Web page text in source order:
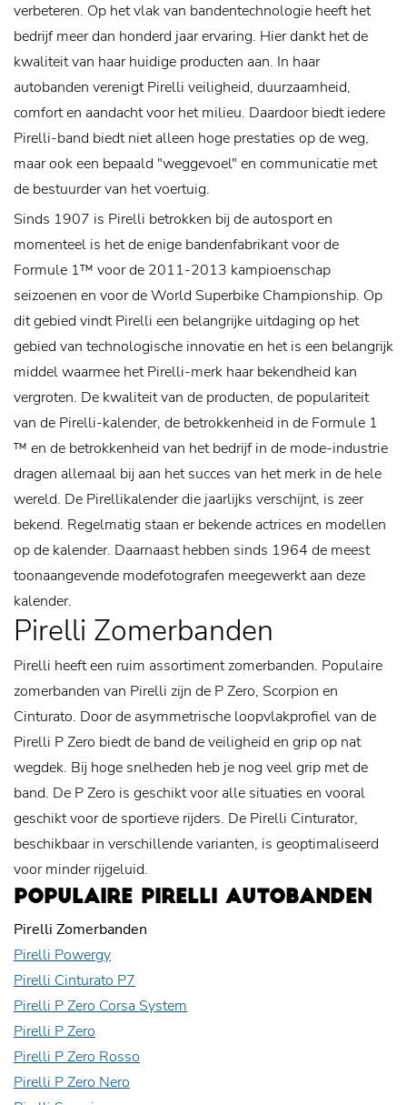
verbeteren. Op het vlak van bandentechnologie heeft het
bedrijf meer dan honderd jaar ervaring. Hier dankt het de
kwaliteit van haar huidige producten aan. In haar
autobanden verenigt Pirelli veiligheid, duurzaamheid,
comfort en aandacht voor het milieu. Daardoor biedt iedere
Pirelli-band biedt niet alleen hoge prestaties op de weg,
maar ook een bepaald "weggevoel" en communicatie met
de bestuurder van het voertuig.
Sinds 1907 is Pirelli betrokken bij de autosport en
momenteel is het de enige bandenfabrikant voor de
Formule 1™ voor de 2011-2013 kampioenschap
seizoenen en voor de World Superbike Championship. Op
dit gebied vindt Pirelli een belangrijke uitdaging op het
gebied van technologische innovatie en het is een belangrijk
middel waarmee het Pirelli-merk haar bekendheid kan
vergroten. De kwaliteit van de producten, de populariteit
van de Pirelli-kalender, de betrokkenheid in de Formule 1
™ en de betrokkenheid van het bedrijf in de mode-industrie
dragen allemaal bij aan het succes van het merk in de hele
wereld. De Pirellikalender die jaarlijks verschijnt, is zeer
bekend. Regelmatig staan er bekende actrices en modellen
op de kalender. Daarnaast hebben sinds 1964 de meest
toonaangevende modefotografen meegewerkt aan deze
kalender.
Pirelli Zomerbanden
Pirelli heeft een ruim assortiment zomerbanden. Populaire
zomerbanden van Pirelli zijn de P Zero, Scorpion en
Cinturato. Door de asymmetrische loopvlakprofiel van de
Pirelli P Zero biedt de band de veiligheid en grip op nat
wegdek. Bij hoge snelheden heb je nog veel grip met de
band. De P Zero is geschikt voor alle situaties en vooral
geschikt voor de sportieve rijders. De Pirelli Cinturator,
beschikbaar in verschillende varianten, is geoptimaliseerd
voor minder rijgeluid.
POPULAIRE PIRELLI AUTOBANDEN
Pirelli Zomerbanden
Pirelli Powergy
Pirelli Cinturato P7
Pirelli P Zero Corsa System
Pirelli P Zero
Pirelli P Zero Rosso
Pirelli P Zero Nero